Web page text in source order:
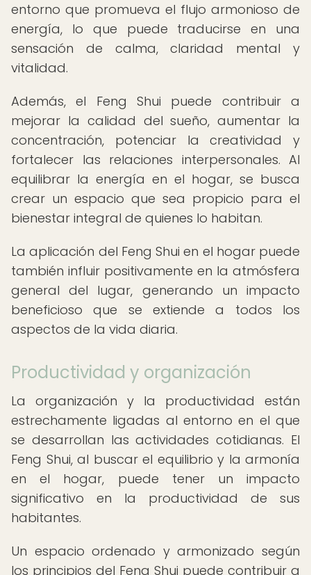
entorno que promueva el flujo armonioso de
energía, lo que puede traducirse en una
sensación de calma, claridad mental y
vitalidad.
Además, el Feng Shui puede contribuir a
mejorar la calidad del sueño, aumentar la
concentración, potenciar la creatividad y
fortalecer las relaciones interpersonales. Al
equilibrar la energía en el hogar, se busca
crear un espacio que sea propicio para el
bienestar integral de quienes lo habitan.
La aplicación del Feng Shui en el hogar puede
también influir positivamente en la atmósfera
general del lugar, generando un impacto
beneficioso que se extiende a todos los
aspectos de la vida diaria.
Productividad y organización
La organización y la productividad están
estrechamente ligadas al entorno en el que
se desarrollan las actividades cotidianas. El
Feng Shui, al buscar el equilibrio y la armonía
en el hogar, puede tener un impacto
significativo en la productividad de sus
habitantes.
Un espacio ordenado y armonizado según
los principios del Feng Shui puede contribuir a